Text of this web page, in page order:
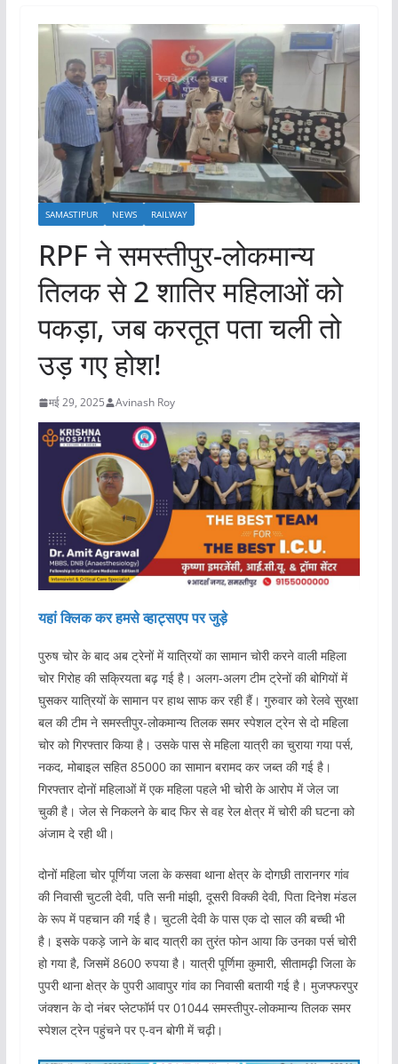
SAMASTIPUR NEWS RAILWAY
RPF ने समस्तीपुर-लोकमान्य
तिलक से 2 शातिर महिलाओं को
पकड़ा, जब करतूत पता चली तो
उड़ गए होश!
मई 29, 2025 Avinash Roy
यहां क्लिक कर हमसे व्हाट्सएप पर जुड़े
पुरुष चोर के बाद अब ट्रेनों में यात्रियों का सामान चोरी करने वाली महिला
चोर गिरोह की सक्रियता बढ़ गई है। अलग-अलग टीम ट्रेनों की बोगियों में
घुसकर यात्रियों के सामान पर हाथ साफ कर रही हैं। गुरुवार को रेलवे सुरक्षा
बल की टीम ने समस्तीपुर-लोकमान्य तिलक समर स्पेशल ट्रेन से दो महिला
चोर को गिरफ्तार किया है। उसके पास से महिला यात्री का चुराया गया पर्स,
नकद, मोबाइल सहित 85000 का सामान बरामद कर जब्त की गई है।
गिरफ्तार दोनों महिलाओं में एक महिला पहले भी चोरी के आरोप में जेल जा
चुकी है। जेल से निकलने के बाद फिर से वह रेल क्षेत्र में चोरी की घटना को
अंजाम दे रही थी।
दोनों महिला चोर पूर्णिया जला के कसवा थाना क्षेत्र के दोगछी तारानगर गांव
की निवासी चुटली देवी, पति सनी मांझी, दूसरी विक्की देवी, पिता दिनेश मंडल
के रूप में पहचान की गई है। चुटली देवी के पास एक दो साल की बच्ची भी
है। इसके पकड़े जाने के बाद यात्री का तुरंत फोन आया कि उनका पर्स चोरी
हो गया है, जिसमें 8600 रुपया है। यात्री पूर्णिमा कुमारी, सीतामढ़ी जिला के
पुपरी थाना क्षेत्र के पुपरी आवापुर गांव का निवासी बतायी गई है। मुजफ्फरपुर
जंक्शन के दो नंबर प्लेटफॉर्म पर 01044 समस्तीपुर-लोकमान्य तिलक समर
स्पेशल ट्रेन पहुंचने पर ए-वन बोगी में चढ़ी।